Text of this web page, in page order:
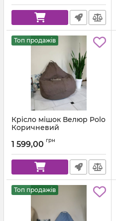
Топ продажів
Крісло мішок Велюр Polo
Коричневий
1 599,00 грн
Топ продажів